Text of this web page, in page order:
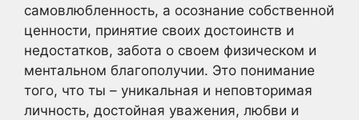
самовлюбленность, а осознание собственной
ценности, принятие своих достоинств и
недостатков, забота о своем физическом и
ментальном благополучии. Это понимание
того, что ты – уникальная и неповторимая
личность, достойная уважения, любви и